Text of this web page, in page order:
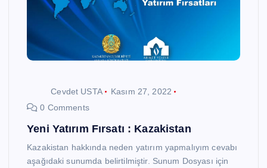
Cevdet USTA
Kasım 27, 2022
0 Comments
Yeni Yatırım Fırsatı : Kazakistan
Kazakistan hakkında neden yatırım yapmalıyım cevabı
aşağıdaki sunumda belirtilmiştir. Sunum Dosyası için